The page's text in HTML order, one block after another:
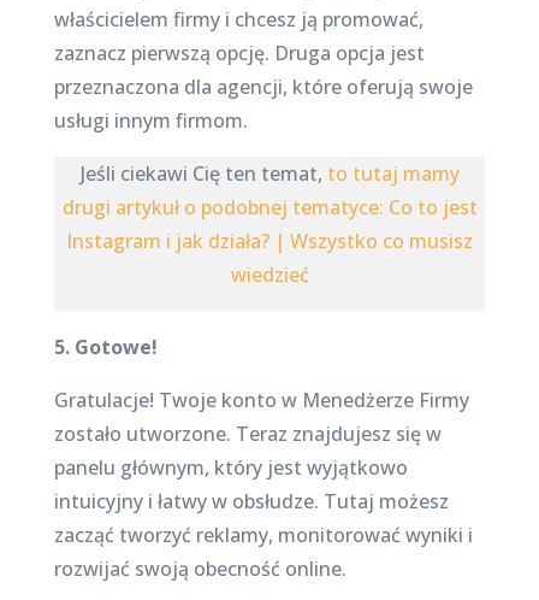
właścicielem firmy i chcesz ją promować,
zaznacz pierwszą opcję. Druga opcja jest
przeznaczona dla agencji, które oferują swoje
usługi innym firmom.
Jeśli ciekawi Cię ten temat, to tutaj mamy
drugi artykuł o podobnej tematyce: Co to jest
Instagram i jak działa? | Wszystko co musisz
wiedzieć
5. Gotowe!
Gratulacje! Twoje konto w Menedżerze Firmy
zostało utworzone. Teraz znajdujesz się w
panelu głównym, który jest wyjątkowo
intuicyjny i łatwy w obsłudze. Tutaj możesz
zacząć tworzyć reklamy, monitorować wyniki i
rozwijać swoją obecność online.